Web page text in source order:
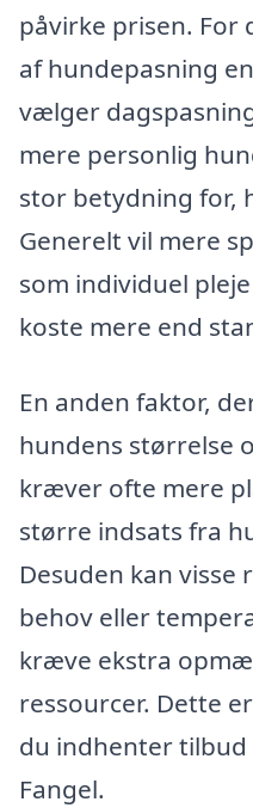
påvirke prisen. For
af hundepasning
vælger
mere personlig
stor betydning for,
Generelt vil mere
som individuel
koste mere end
En anden faktor,
hundens størrelse
kræver ofte mere
større indsats fra
Desuden kan
behov eller
kræve ekstra
ressourcer. Dette
du indhenter
Fangel.